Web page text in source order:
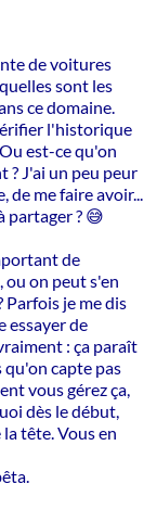
de voitures
sont les
ce domaine.
l'historique
est-ce qu'on
? J'ai un peu peur
me faire avoir...
partager ? 😅
de
on peut s'en
Parfois je me dis
essayer de
: ça paraît
qu'on capte pas
vous gérez ça,
dès le début,
tête. Vous en